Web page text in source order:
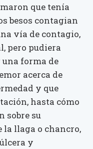
que tenía
besos contagian
vía de contagio,
pero pudiera
una forma de
acerca de
y que
hasta cómo
sobre su
llaga o chancro,
y